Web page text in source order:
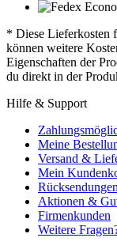
* Diese Lieferkosten
können weitere
Eigenschaften der
du direkt in der
Hilfe & Support
Meine
Versand &
Mein
Aktionen &
Firmenkunden
Weitere